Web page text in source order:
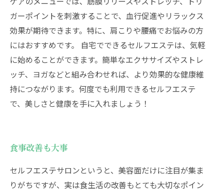
ガーポイントを刺激することで、血行促進やリラックス
効果が期待できます。特に、肩こりや腰痛でお悩みの方
にはおすすめです。 自宅でできるセルフエステは、気軽
に始めることができます。簡単なエクササイズやストレ
ッチ、ヨガなどと組み合わせれば、より効果的な健康維
持につながります。何度でも利用できるセルフエステ
で、美しさと健康を手に入れましょう！
食事改善も大事
セルフエステサロンというと、美容面だけに注目が集ま
りがちですが、実は食生活の改善もとても大切なポイン